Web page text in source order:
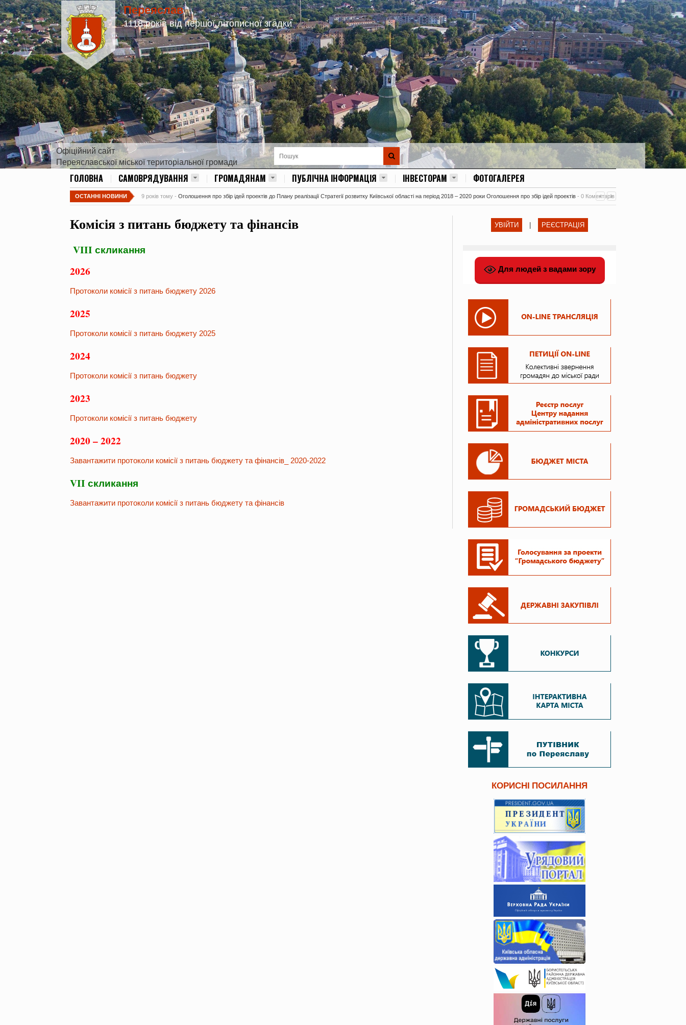
Переяслав
1118 років від першої літописної згадки
Офіційний сайт
Переяславської міської територіальної громади
ГОЛОВНА САМОВРЯДУВАННЯ ГРОМАДЯНАМ ПУБЛІЧНА ІНФОРМАЦІЯ ІНВЕСТОРАМ ФОТОГАЛЕРЕЯ
ОСТАННІ НОВИНИ 9 років тому - Оголошення про збір ідей проектів до Плану реалізації Стратегії розвитку Київської області на період 2018 – 2020 роки Оголошення про збір ідей проектів - 0 Коментарів
Комісія з питань бюджету та фінансів
VIII скликання
2026
Протоколи комісії з питань бюджету 2026
2025
Протоколи комісії з питань бюджету 2025
2024
Протоколи комісії з питань бюджету
2023
Протоколи комісії з питань бюджету
2020 – 2022
Завантажити протоколи комісії з питань бюджету та фінансів_ 2020-2022
VII скликання
Завантажити протоколи комісії з питань бюджету та фінансів
УВІЙТИ РЕЄСТРАЦІЯ
Для людей з вадами зору
КОРИСНІ ПОСИЛАННЯ